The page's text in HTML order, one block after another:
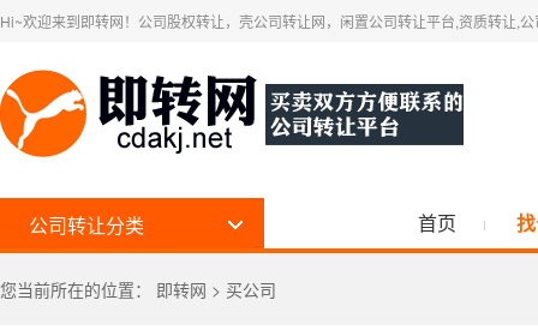
Hi~欢迎来到即转网！公司股权转让，壳公司转让网，闲置公司转让平台,资质转让,
公司转让分类 首页
您当前所在的位置： 即转网 > 买公司